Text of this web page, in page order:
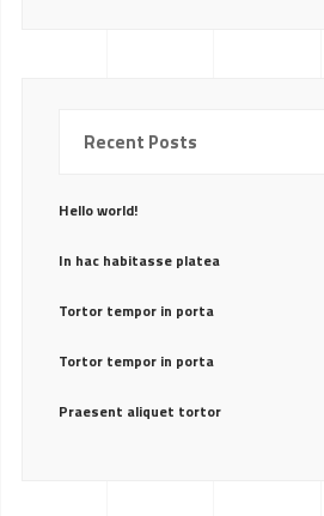
Recent Posts
Hello world!
In hac habitasse platea
Tortor tempor in porta
Tortor tempor in porta
Praesent aliquet tortor